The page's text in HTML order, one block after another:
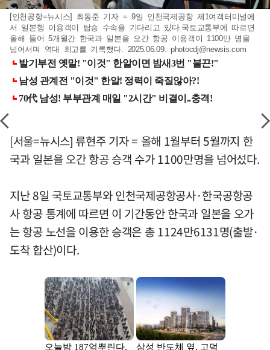
[인천공항=뉴시스] 최동준 기자 = 9일 인천국제공항 제1여객터미널에
서 일본행 이용객이 탑승 수속을 기다리고 있다.국토교통부에 따르면
올해 들어 5개월간 한국과 일본을 오간 항공 이용객이 1100만 명을
넘어서며 역대 최고를 기록했다. 2025.06.09. photocdj@newsis.com
[서울=뉴시스] 류현주 기자 = 올해 1월부터 5월까지 한
국과 일본을 오간 항공 승객 수가 1100만명을 넘어섰다.
지난 8일 국토교통부와 인천국제공항공사·한국공항공
사 항공 통계에 따르면 이 기간동안 한국과 일본을 오가
는 항공 노선을 이용한 승객은 총 1124만6131명(출발·
도착 합산)이다.